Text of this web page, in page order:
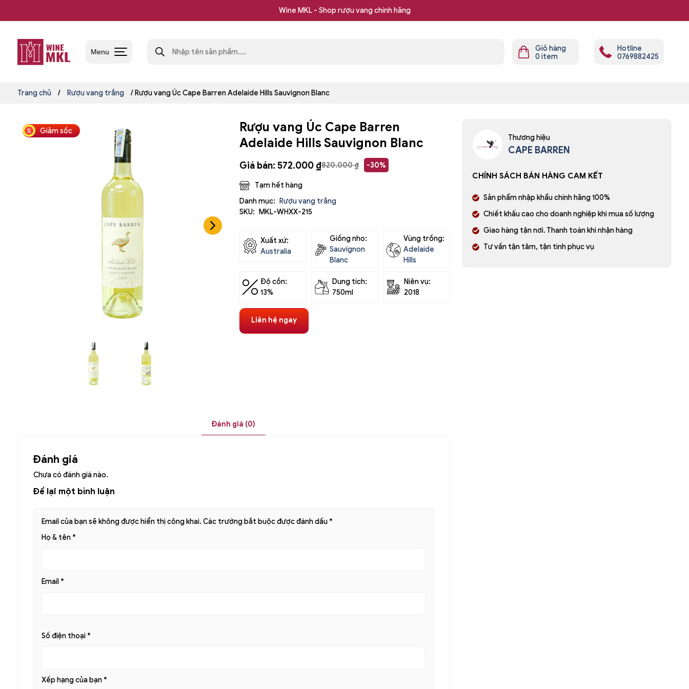
Wine MKL - Shop rượu vang chính hãng
vang
Wine
MKL
Menu kiếm
sản
Giỏ hàng
0item
Hotline
0769882425
Trang chủ / Rượu vang trắng / Rượu vang Úc Cape Barren Adelaide Hills Sauvignon Blanc
Giảm sốc
Rượu vang Úc Cape Barren
Adelaide Hills Sauvignon Blanc
820.000₫ -30%
Giá bán:572.000 ₫
Liên hệ ngay
Tạm hết hàng
SKU: MKL-WHXX-215
Danh mục: Rượu vang trắng
Xuất xứ:
Australia
Giống nho:
Sauvignon
Blanc
Vùng trồng:
Adelaide
Hills
Độ cồn:
13%
Dung tích:
750ml
Niên vụ:
2018
Đánh giá (0)
Đánh giá
Chưa có đánh giá nào.
Để lại một bình luận
Email của bạn sẽ không được hiển thị công khai. Các trường bắt buộc được đánh dấu *
Họ & tên *
Email *
Số điện thoại *
Xếp hạng của bạn *
Thương hiệu
CAPE BARREN
CHÍNH SÁCH BÁN HÀNG CAM KẾT
Sản phẩm nhập khẩu chính hãng 100%
Chiết khấu cao cho doanh nghiệp khi mua số lượng
Giao hàng tận nơi. Thanh toán khi nhận hàng
Tư vấn tận tâm, tận tình phục vụ